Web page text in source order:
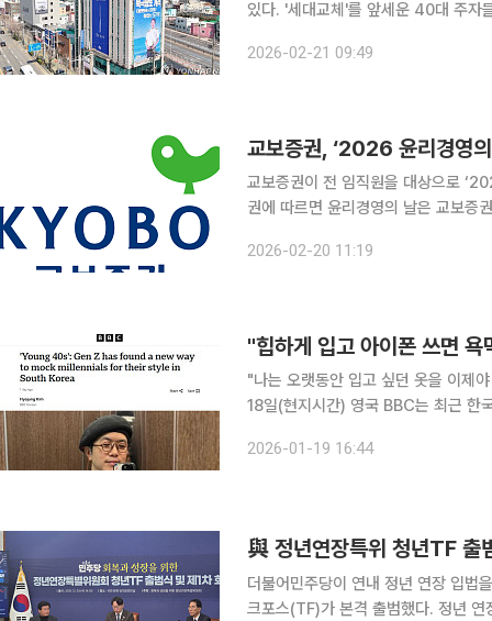
있다. '세대교체'를 앞세운 40대 주자들의 등장에 대해 공개적인 이견이 제기되면서, 선거를 앞둔 조
일부 출마예정자들이 내세운 '40대
2026-02-21 09:49
교보증권, ‘2026 윤리경영
교보증권이 전 임직원을 대상으로
권에 따르면 윤리경영의 날은 교보증
준칙 공유 △직급·세대·직무 차이에
2026-02-20 11:19
"힙하게 입고 아이폰 쓰면
"나는 오랫동안 입고 싶던 옷을 이제
18일(현지시간) 영국 BBC는 최근
입고 아이폰을 사용하는 중년 남성의
2026-01-19 16:44
與 정년연장특위 청년TF 출
더불어민주당이 연내 정년 연장 입법
크포스(TF)가 본격 출범했다. 정년 연